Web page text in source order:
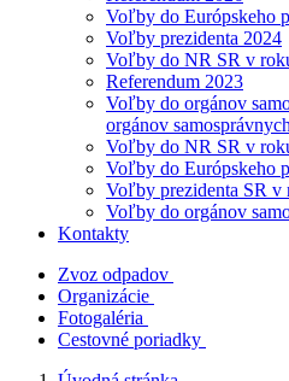
Voľby do Európskeho
Voľby prezidenta 2024
Voľby do NR SR v
Referendum 2023
Voľby do orgánov
orgánov
Voľby do NR SR v
Voľby do Európskeho
Voľby prezidenta SR v
Voľby do orgánov
Kontakty
Zvoz odpadov
Organizácie
Fotogaléria
Cestovné poriadky